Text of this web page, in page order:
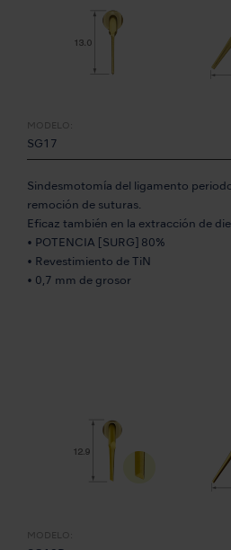
MODELO:
SG17
Sindesmotomía del ligamento
remoción de suturas.
Eficaz también en la extracción de
• POTENCIA [SURG] 80%
• Revestimiento de TiN
• 0,7 mm de grosor
MODELO: